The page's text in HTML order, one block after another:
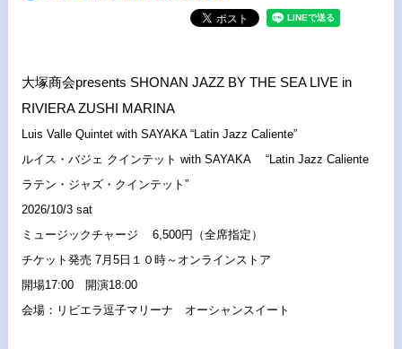
大塚商会presents SHONAN JAZZ BY THE SEA LIVE in
RIVIERA ZUSHI MARINA
Luis Valle Quintet with SAYAKA “Latin Jazz Caliente”
ルイス・バジェ クインテット with SAYAKA “Latin Jazz Caliente
ラテン・ジャズ・クインテット”
2026/10/3 sat
ミュージックチャージ 6,500円（全席指定）
チケット発売 7月5日１０時～オンラインストア
開場17:00 開演18:00
会場：リビエラ逗子マリーナ オーシャンスイート